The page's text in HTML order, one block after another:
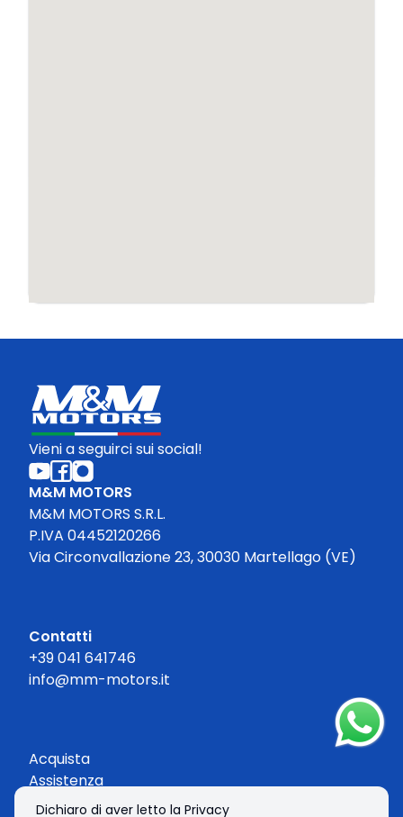
Vieni a seguirci sui social!
M&M MOTORS
M&M MOTORS S.R.L.
P.IVA 04452120266
Via Circonvallazione 23, 30030 Martellago (VE)
Contatti
+39 041 641746
info@mm-motors.it
Acquista
Assistenza
Contatti
Dichiaro di aver letto la Privacy